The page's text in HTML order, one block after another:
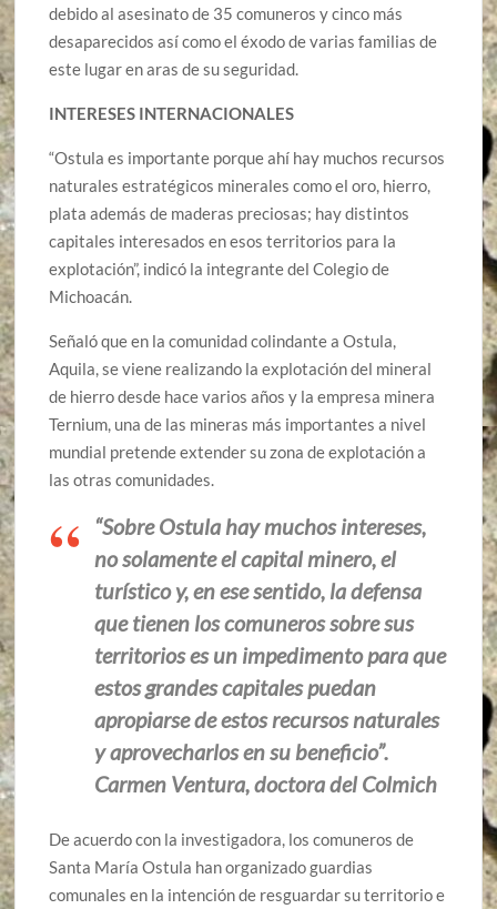
debido al asesinato de 35 comuneros y cinco más
desaparecidos así como el éxodo de varias familias de
este lugar en aras de su seguridad.
INTERESES INTERNACIONALES
“Ostula es importante porque ahí hay muchos recursos
naturales estratégicos minerales como el oro, hierro,
plata además de maderas preciosas; hay distintos
capitales interesados en esos territorios para la
explotación”, indicó la integrante del Colegio de
Michoacán.
Señaló que en la comunidad colindante a Ostula,
Aquila, se viene realizando la explotación del mineral
de hierro desde hace varios años y la empresa minera
Ternium, una de las mineras más importantes a nivel
mundial pretende extender su zona de explotación a
las otras comunidades.
“Sobre Ostula hay muchos intereses,
no solamente el capital minero, el
turístico y, en ese sentido, la defensa
que tienen los comuneros sobre sus
territorios es un impedimento para que
estos grandes capitales puedan
apropiarse de estos recursos naturales
y aprovecharlos en su beneficio”.
Carmen Ventura, doctora del Colmich
De acuerdo con la investigadora, los comuneros de
Santa María Ostula han organizado guardias
comunales en la intención de resguardar su territorio e